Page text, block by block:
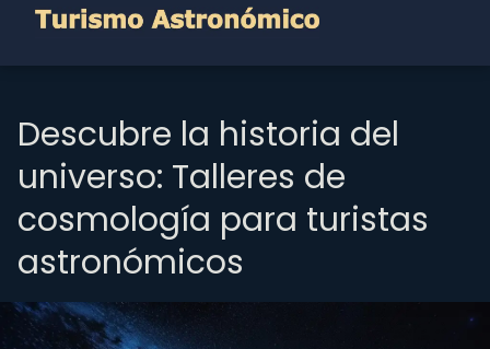
Descubre la historia del
universo: Talleres de
cosmología para turistas
astronómicos